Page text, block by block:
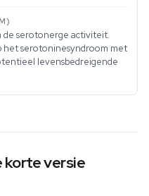
de serotonerge activiteit.
het serotoninesyndroom met
levensbedreigende
korte versie